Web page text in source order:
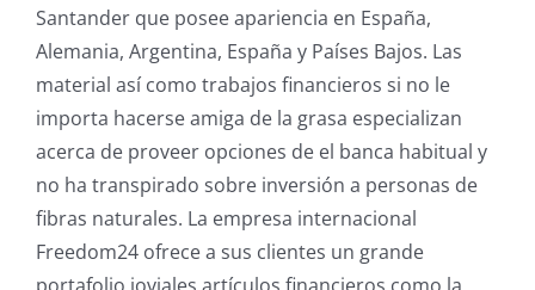
Santander que posee apariencia en España,
Alemania, Argentina, España y Países Bajos. Las
material así­ como trabajos financieros si no le
importa hacerse amiga de la grasa especializan
acerca de proveer opciones de el banca habitual y
no ha transpirado sobre inversión a personas de
fibras naturales. La empresa internacional
Freedom24 ofrece a sus clientes un grande